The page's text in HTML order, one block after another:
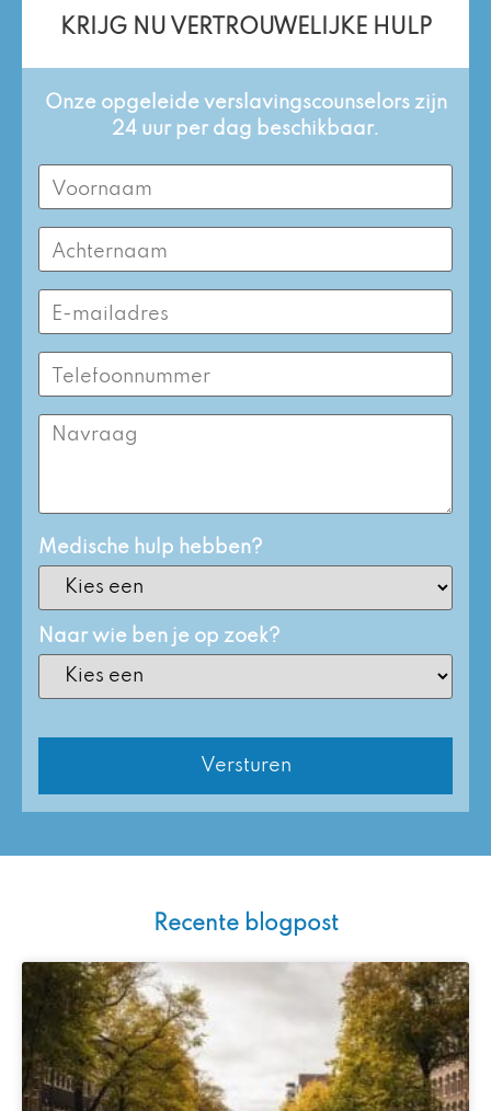
KRIJG NU VERTROUWELIJKE HULP
Onze opgeleide verslavingscounselors zijn
24 uur per dag beschikbaar.
First
Name
(Required)
Last
Name
(Required)
Email
Address
(Required)
Phone
Number
(Required)
Enquiry
Medische hulp hebben?
Naar wie ben je op zoek?
Recente blogpost